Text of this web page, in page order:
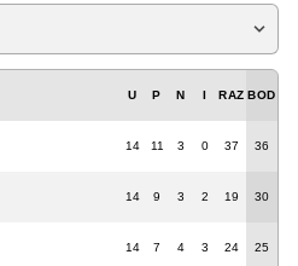
U P N I RAZ BOD
14 11 3 0 37 36
14 9 3 2 19 30
14 7 4 3 24 25